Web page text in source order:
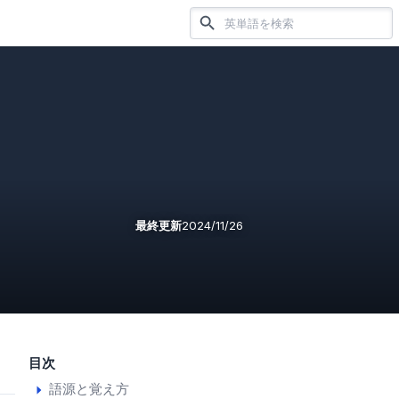
最終更新2024/11/26
目次
語源と覚え方